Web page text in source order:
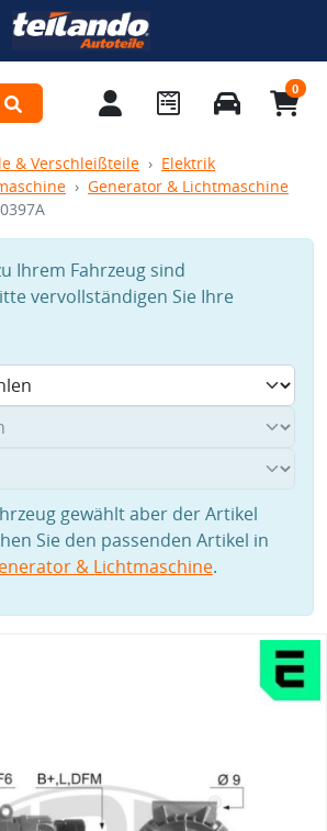
0
& Verschleißteile
Elektrik
Generator & Lichtmaschine
Ihrem Fahrzeug sind
vervollständigen Sie Ihre
gewählt aber der Artikel
Sie den passenden Artikel in
& Lichtmaschine.